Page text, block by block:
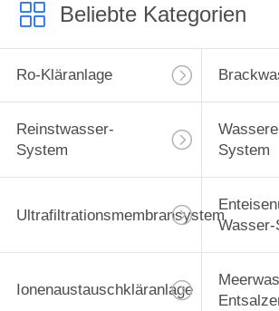
Beliebte Kategorien
Ro-Kläranlage
Reinstwasser-
System
System
Ultrafiltrationsmembransystem
Ionenaustauschkläranlage